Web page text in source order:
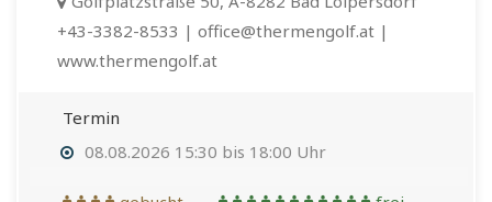
+43-3382-8533 | office@thermengolf.at |
www.thermengolf.at
Termin
08.08.2026 15:30 bis 18:00 Uhr